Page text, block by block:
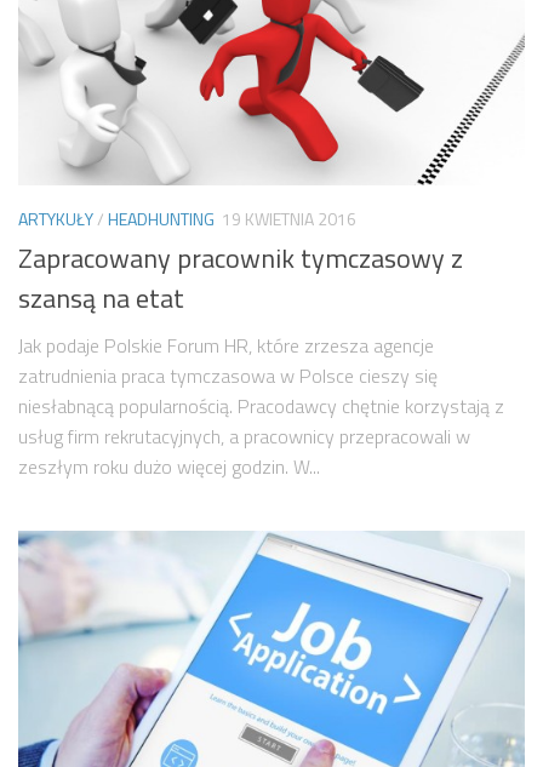
ARTYKUŁY/HEADHUNTING 19 KWIETNIA 2016
Zapracowany pracownik tymczasowy z
szansą na etat
Jak podaje Polskie Forum HR, które zrzesza agencje
zatrudnienia praca tymczasowa w Polsce cieszy się
niesłabnącą popularnością. Pracodawcy chętnie korzystają z
usług firm rekrutacyjnych, a pracownicy przepracowali w
zeszłym roku dużo więcej godzin. W...